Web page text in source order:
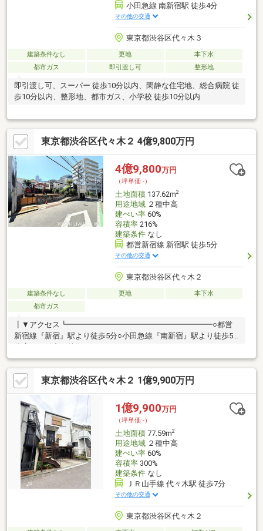
小田急線 南新宿駅 徒歩4分
その他の交通
東京都渋谷区代々木３
建築条件なし 更地
本下水
都市ガス
即引渡し可 整形地
即引渡し可、スーパー 徒歩10分以内、閑静な住宅地、総合病院 徒
歩10分以内、整形地、都市ガス、小学校 徒歩10分以内
東京都渋谷区代々木２ 4億9,800万円
4億9,800万円
（坪単価:-）
土地面積137.62m2
用途地域２種中高
建ぺい率60%
容積率216%
建築条件なし
都営新宿線 新宿駅 徒歩5分
その他の交通
東京都渋谷区代々木２
建築条件なし 更地
本下水
都市ガス
┃▼アクセス┗━━━━━━━━━━━━━━━━━━━○都営
新宿線『新宿』駅より徒歩5分○小田急線『南新宿』駅より徒歩5
┗━━━━━━━━━━━━━━━━━━━○条件付き売地では
ございません。お好きなハウスメーカー・工務店で建築可能で
す。○建物の参考プランをご用意しております。お客様の希望に
合わせて、建物プランをご用意することも可能です。お気軽にお
申し付けください。○前面道路：東側公道約5.4m○宅地地盤面が前
面道路よりも高くなっているため、道路からの目線が気になりま
せん。
東京都渋谷区代々木２ 1億9,900万円
1億9,900万円
（坪単価:-）
土地面積77.59m2
用途地域２種中高
建ぺい率60%
容積率300%
建築条件なし
ＪＲ山手線 代々木駅 徒歩7分
その他の交通
東京都渋谷区代々木２